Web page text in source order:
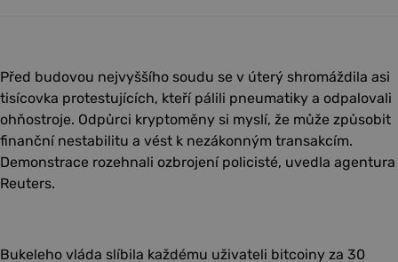
Před budovou nejvyššího soudu se v úterý shromáždila asi
tisícovka protestujících, kteří pálili pneumatiky a odpalovali
ohňostroje. Odpůrci kryptoměny si myslí, že může způsobit
finanční nestabilitu a vést k nezákonným transakcím.
Demonstrace rozehnali ozbrojení policisté, uvedla agentura
Reuters.
Bukeleho vláda slíbila každému uživateli bitcoiny za 30